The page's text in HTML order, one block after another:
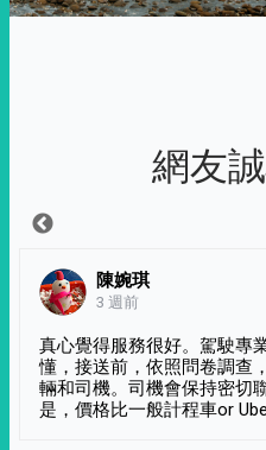
網友
陳婉琪
3 週前
真心覺得服務很好。駕駛專
懂，接送前，依照問卷調查
輛和司機。司機會保持密切
是，價格比一般計程車or